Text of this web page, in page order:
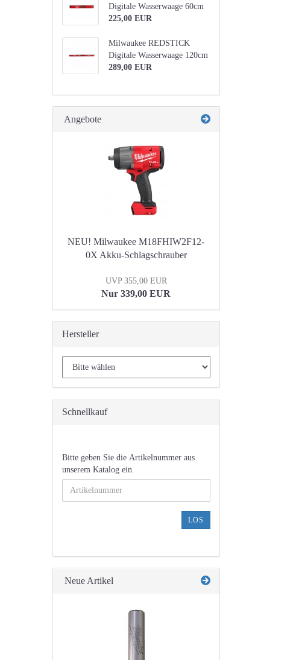
Digitale Wasserwaage 60cm
225,00 EUR
Milwaukee REDSTICK
Digitale Wasserwaage 120cm
289,00 EUR
Angebote
NEU! Milwaukee M18FHIW2F12-
0X Akku-Schlagschrauber
UVP 355,00 EUR
Nur 339,00 EUR
Hersteller
Schnellkauf
BITTE
GEBEN
SIE
DIE
ARTIKELNUMMER
Bitte geben Sie die Artikelnummer aus
unserem Katalog ein.
LOS
Neue Artikel